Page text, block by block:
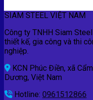
SIAM STEEL VIỆT NAM
Công ty TNHH Siam
thiết kế, gia công và thi
nghiệp.
KCN Phúc Điền, xã
Dương, Việt Nam
Hotline: 0961512866